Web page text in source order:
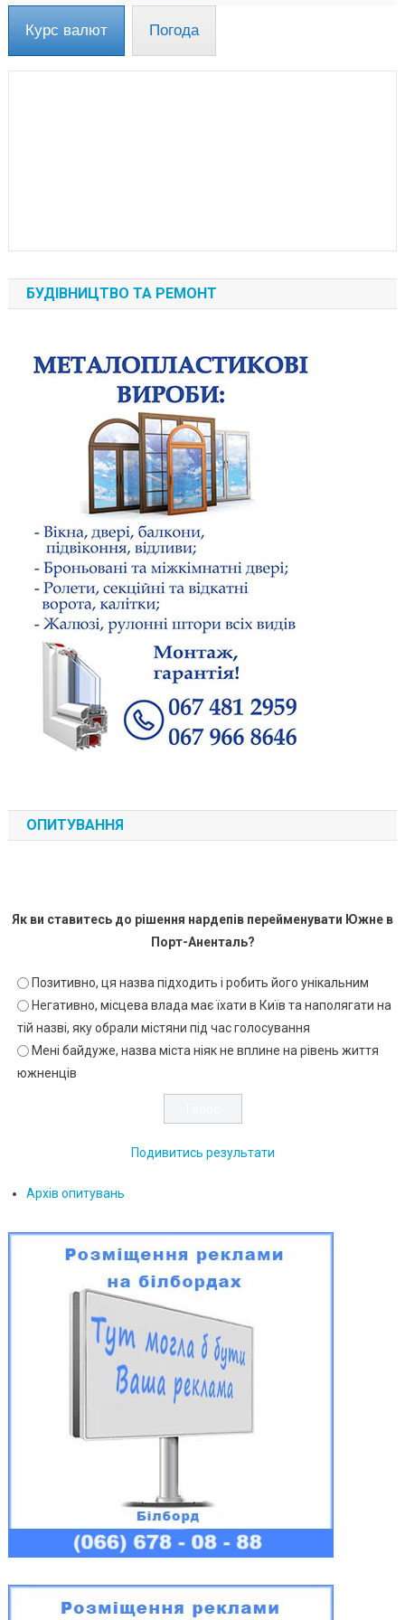
Курс валют Погода
БУДІВНИЦТВО ТА РЕМОНТ
ОПИТУВАННЯ
Як ви ставитесь до рішення нардепів перейменувати Южне в
Порт-Аненталь?
Позитивно, ця назва підходить і робить його унікальним
Негативно, місцева влада має їхати в Київ та наполягати на
тій назві, яку обрали містяни під час голосування
Мені байдуже, назва міста ніяк не вплине на рівень життя
южненців
Подивитись результати
Архів опитувань